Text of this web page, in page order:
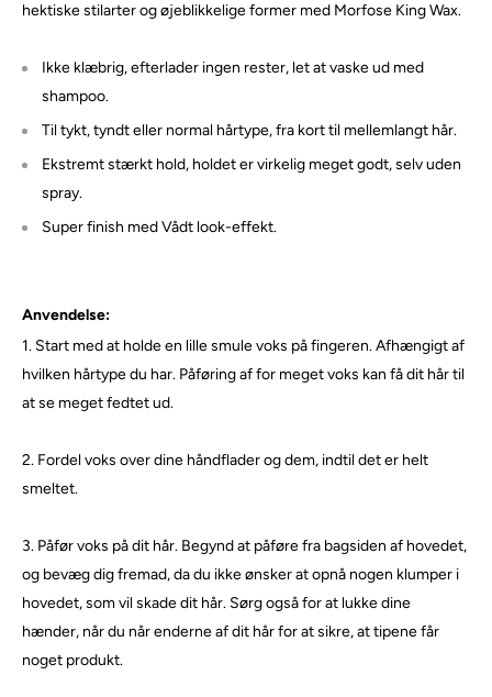
hektiske stilarter og øjeblikkelige former med Morfose King Wax.
Ikke klæbrig, efterlader ingen rester, let at vaske ud med
shampoo.
Til tykt, tyndt eller normal hårtype, fra kort til mellemlangt hår.
Ekstremt stærkt hold, holdet er virkelig meget godt, selv uden
spray.
Super finish med Vådt look-effekt.
Anvendelse:
1. Start med at holde en lille smule voks på fingeren. Afhængigt af
hvilken hårtype du har. Påføring af for meget voks kan få dit hår til
at se meget fedtet ud.
2. Fordel voks over dine håndflader og dem, indtil det er helt
smeltet.
3. Påfør voks på dit hår. Begynd at påføre fra bagsiden af ​​hovedet,
og bevæg dig fremad, da du ikke ønsker at opnå nogen klumper i
hovedet, som vil skade dit hår. Sørg også for at lukke dine
hænder, når du når enderne af dit hår for at sikre, at tipene får
noget produkt.